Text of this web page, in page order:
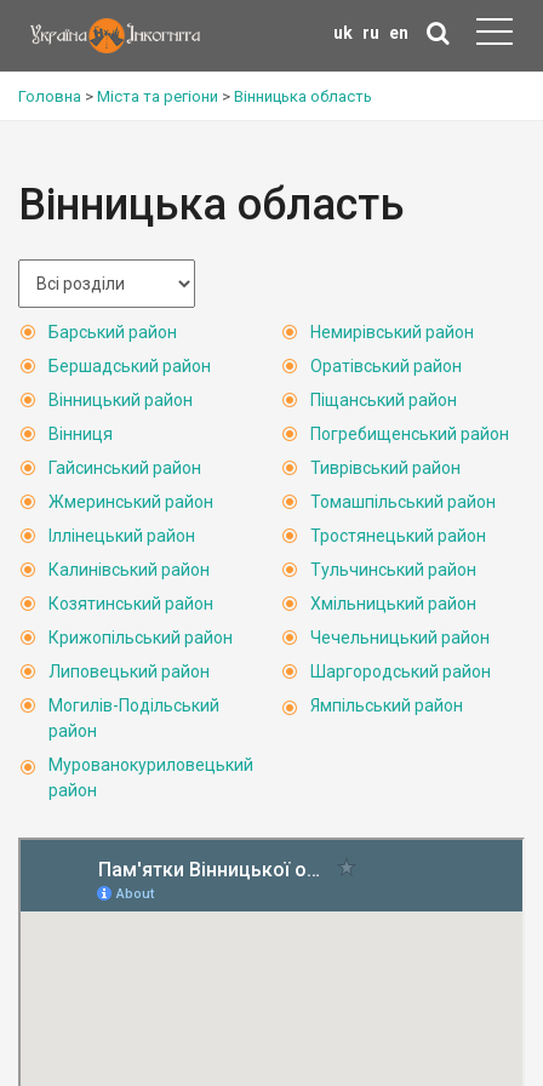
uk ru en
Головна > Міста та регіони > Вінницька область
Вінницька область
Барський район
Бершадський район
Вінницький район
Вінниця
Гайсинський район
Жмеринський район
Іллінецький район
Калинівський район
Козятинський район
Крижопільський район
Липовецький район
Могилів-Подільський
район
Мурованокуриловецький
район
Немирівський район
Оратівський район
Піщанський район
Погребищенський район
Тиврівський район
Томашпільський район
Тростянецький район
Тульчинський район
Хмільницький район
Чечельницький район
Шаргородський район
Ямпільський район